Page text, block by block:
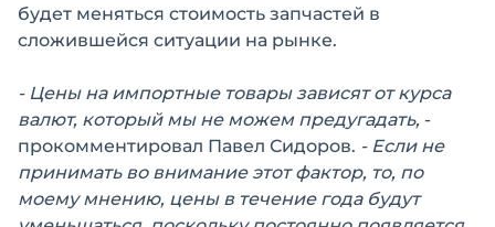
будет меняться стоимость запчастей в
сложившейся ситуации на рынке.
- Цены на импортные товары зависят от курса
валют, который мы не можем предугадать, -
прокомментировал Павел Сидоров. - Если не
принимать во внимание этот фактор, то, по
моему мнению, цены в течение года будут